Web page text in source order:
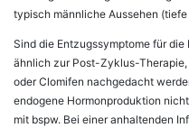
typisch männliche Aussehen
Sind die Entzugssymptome für
ähnlich zur Post-Zyklus-
oder Clomifen nachgedacht
endogene Hormon­produktion
mit bspw. Bei einer anhaltenden